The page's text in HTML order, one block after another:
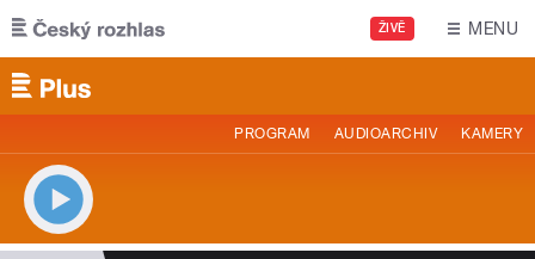
Přejít k hlavnímu obsahu
ŽIVĚ MENU
PROGRAM AUDIOARCHIV KAMERY